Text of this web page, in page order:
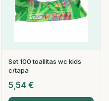
Set 100 toallitas wc kids
c/tapa
5,54 €